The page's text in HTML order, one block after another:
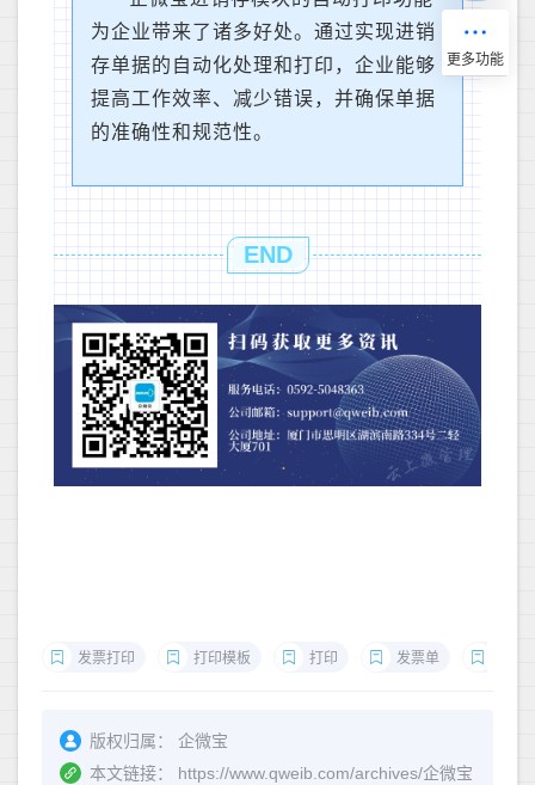
为企业带来了诸多好处。通过实现进销
存单据的自动化处理和打印，企业能够
提高工作效率、减少错误，并确保单据
的准确性和规范性。
END
发票打印 打印模板 打印 发票单
版权归属：
企微宝
本文链接：
https://www.qweib.com/archives/企微宝